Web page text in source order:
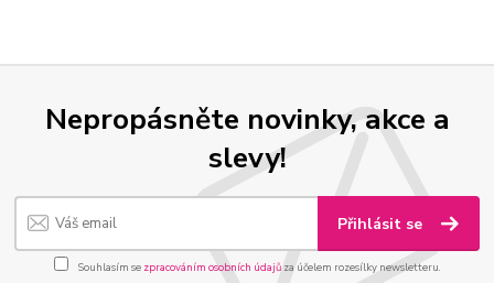
Nepropásněte novinky, akce a
slevy!
Přihlásit se
Souhlasím se zpracováním osobních údajůza účelem rozesílky newsletteru.